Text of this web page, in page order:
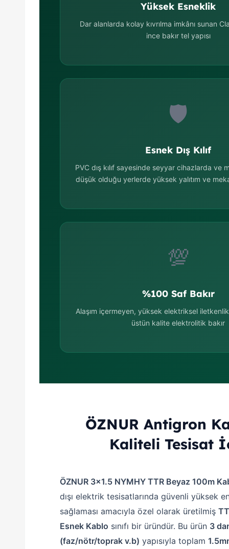
Yüksek Esneklik
Dar alanlarda kolay kıvrılma imkânı sunan
ince bakır tel yapısı
🛡️
Esnek Dış Kılıf
PVC dış kılıf sayesinde seyyar cihazlarda ve
düşük olduğu yerlerde yüksek yalıtım ve
💯
%100 Saf Bakır
Alaşım içermeyen, yüksek elektriksel
üstün kalite elektrolitik bakır
ÖZNUR Antigron
Kaliteli Tesisat
ÖZNUR 3x1.5 NYMHY TTR Beyaz 100m
dışı elektrik tesisatlarında güvenli yüksek
sağlaması amacıyla özel olarak üretilmiş
Esnek Kablo sınıfı bir üründür. Bu ürün 3
(faz/nötr/toprak v.b) yapısıyla toplam